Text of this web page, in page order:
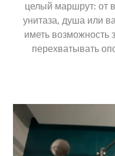
целый маршрут: от
унитаза, душа или
иметь возможность
перехватывать